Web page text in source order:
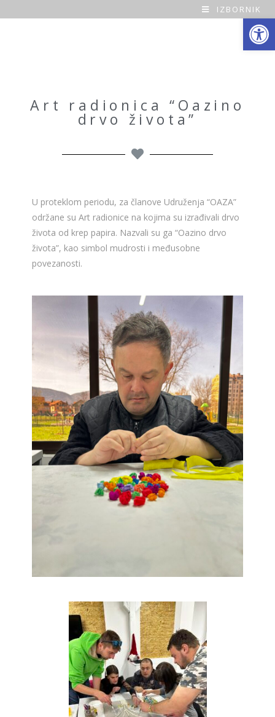
Open toolbar
O
IZBORNIK
Art radionica “Oazino
drvo života”
U proteklom periodu, za članove Udruženja “OAZA”
održane su Art radionice na kojima su izrađivali drvo
života od krep papira. Nazvali su ga “Oazino drvo
života”, kao simbol mudrosti i međusobne
povezanosti.